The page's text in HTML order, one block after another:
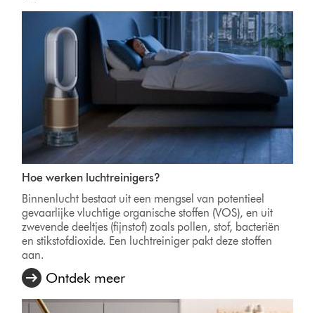
Hoe werken luchtreinigers?
Binnenlucht bestaat uit een mengsel van potentieel
gevaarlijke vluchtige organische stoffen (VOS), en uit
zwevende deeltjes (fijnstof) zoals pollen, stof, bacteriën
en stikstofdioxide. Een luchtreiniger pakt deze stoffen
aan.
Ontdek meer